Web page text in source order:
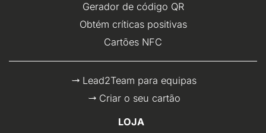
Gerador de código QR
Obtém críticas positivas
Cartões NFC
Lead2Team para equipas
Criar o seu cartão
LOJA